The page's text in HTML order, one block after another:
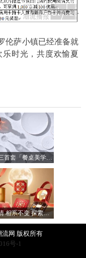
伦萨小镇已经准备就
时光，共度欢愉夏
路易十三首套「餐桌美学」系列正式揭晓
月下之情 相系不变 探索半岛精品店 202
流网 版权所有
号-1